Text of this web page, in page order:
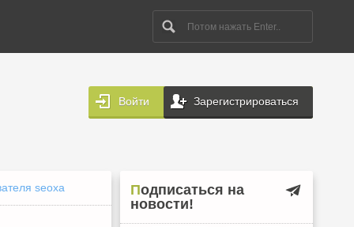
Войти Зарегистрироваться
seoxa
Подписаться на
новости!